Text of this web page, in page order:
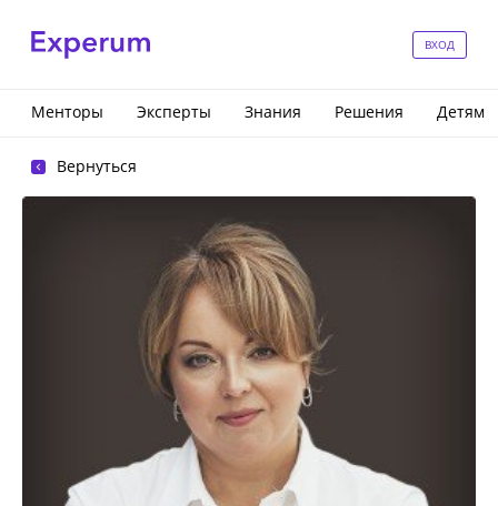
ВХОД
Менторы Эксперты Знания Решения Детям
Вернуться